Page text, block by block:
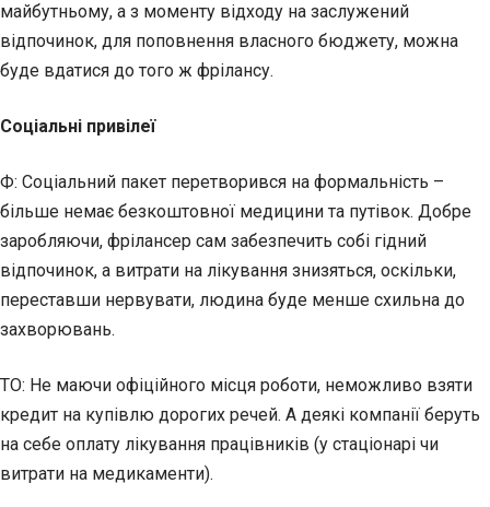
майбутньому, а з моменту відходу на заслужений
відпочинок, для поповнення власного бюджету, можна
буде вдатися до того ж фрілансу.
Соціальні привілеї
Ф: Соціальний пакет перетворився на формальність –
більше немає безкоштовної медицини та путівок. Добре
заробляючи, фрілансер сам забезпечить собі гідний
відпочинок, а витрати на лікування знизяться, оскільки,
переставши нервувати, людина буде менше схильна до
захворювань.
ТО: Не маючи офіційного місця роботи, неможливо взяти
кредит на купівлю дорогих речей. А деякі компанії беруть
на себе оплату лікування працівників (у стаціонарі чи
витрати на медикаменти).